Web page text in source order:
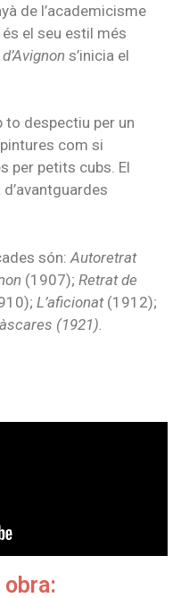
de l’academicisme
el seu estil més
s’inicia el
to despectiu per un
com si
per petits cubs. El
són: Autoretrat
(1907); Retrat de
L’aficionat(1912);
(1921).